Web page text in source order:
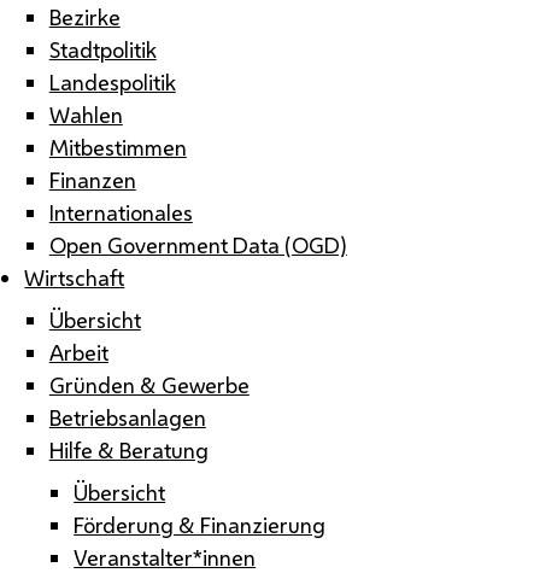
Bezirke
Stadtpolitik
Landespolitik
Wahlen
Mitbestimmen
Finanzen
Internationales
Open Government Data (OGD)
Wirtschaft
Übersicht
Arbeit
Gründen & Gewerbe
Betriebsanlagen
Hilfe & Beratung
Übersicht
Förderung & Finanzierung
Veranstalter*innen